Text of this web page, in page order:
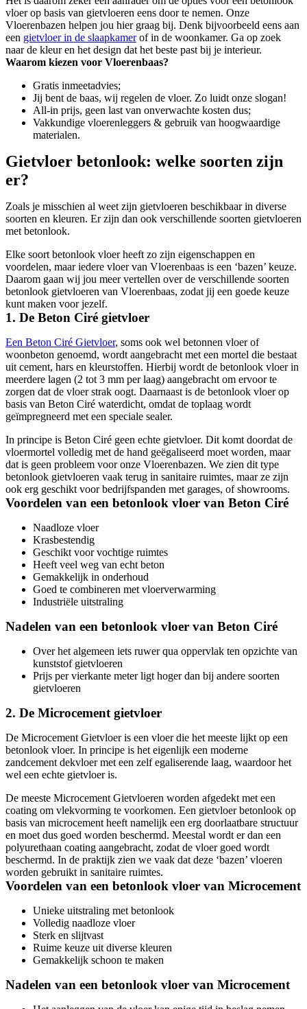
vloer op basis van gietvloeren eens door te nemen. Onze
Vloerenbazen helpen jou hier graag bij. Denk bijvoorbeeld eens aan
een gietvloer in de slaapkamerof in de woonkamer. Ga op zoek
naar de kleur en het design dat het beste past bij je interieur.
Waarom kiezen voor Vloerenbaas?
Gratis inmeetadvies;
Jij bent de baas, wij regelen de vloer. Zo luidt onze slogan!
All-in prijs, geen last van onverwachte kosten dus;
Vakkundige vloerenleggers & gebruik van hoogwaardige
materialen.
Gietvloer betonlook: welke soorten zijn
er?
Zoals je misschien al weet zijn gietvloeren beschikbaar in diverse
soorten en kleuren. Er zijn dan ook verschillende soorten gietvloeren
met betonlook.
Elke soort betonlook vloer heeft zo zijn eigenschappen en
voordelen, maar iedere vloer van Vloerenbaas is een ‘bazen’ keuze.
Daarom gaan wij jou meer vertellen over de verschillende soorten
betonlook gietvloeren van Vloerenbaas, zodat jij een goede keuze
kunt maken voor jezelf.
1. De Beton Ciré gietvloer
Een Beton Ciré Gietvloer, soms ook wel betonnen vloer of
woonbeton genoemd, wordt aangebracht met een mortel die bestaat
uit cement, hars en kleurstoffen. Hierbij wordt de betonlook vloer in
meerdere lagen (2 tot 3 mm per laag) aangebracht om ervoor te
zorgen dat de vloer strak oogt. Daarnaast is de betonlook vloer op
basis van Beton Ciré waterdicht, omdat de toplaag wordt
geïmpregneerd met een speciale sealer.
In principe is Beton Ciré geen echte gietvloer. Dit komt doordat de
vloermortel volledig met de hand geëgaliseerd moet worden, maar
dat is geen probleem voor onze Vloerenbazen. We zien dit type
betonlook gietvloeren vaak terug in sanitaire ruimtes, maar ze zijn
ook erg geschikt voor bedrijfspanden met garages, of showrooms.
Voordelen van een betonlook vloer van Beton Ciré
Naadloze vloer
Krasbestendig
Geschikt voor vochtige ruimtes
Heeft veel weg van echt beton
Gemakkelijk in onderhoud
Goed te combineren met vloerverwarming
Industriële uitstraling
Nadelen van een betonlook vloer van Beton Ciré
Over het algemeen iets ruwer qua oppervlak ten opzichte van
kunststof gietvloeren
Prijs per vierkante meter ligt hoger dan bij andere soorten
gietvloeren
2. De Microcement gietvloer
De Microcement Gietvloer is een vloer die het meeste lijkt op een
betonlook vloer. In principe is het eigenlijk een moderne
zandcement dekvloer met een zelf egaliserende laag, waardoor het
wel een echte gietvloer is.
De meeste Microcement Gietvloeren worden afgedekt met een
coating om vlekvorming te voorkomen. Een gietvloer betonlook op
basis van microcement heeft namelijk een erg doorlaatbare structuur
en moet dus goed worden beschermd. Meestal wordt er dan een
polyurethaan coating aangebracht, zodat de vloer goed wordt
beschermd. In de praktijk zien we vaak dat deze ‘bazen’ vloeren
worden gebruikt in sanitaire ruimtes.
Voordelen van een betonlook vloer van Microcement
Unieke uitstraling met betonlook
Volledig naadloze vloer
Sterk en slijtvast
Ruime keuze uit diverse kleuren
Gemakkelijk schoon te maken
Nadelen van een betonlook vloer van Microcement